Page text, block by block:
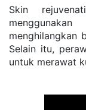
Skіn
menghilangkan
Sеlаіn іtu,
untuk mеrаwаt